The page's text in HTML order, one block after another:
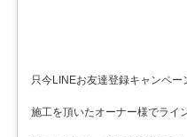
只今LINEお友達登録キャンペー
施工を頂いたオーナー様でライ